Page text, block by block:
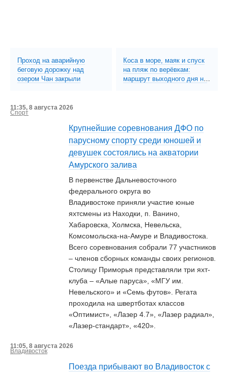
Проход на аварийную
беговую дорожку над
озером Чан закрыли
Коса в море, маяк и спуск
на пляж по верёвкам:
маршрут выходного дня на
11:35, 8 августа 2026
Спорт
Крупнейшие соревнования ДФО по
парусному спорту среди юношей и
девушек состоялись на акватории
Амурского залива
В первенстве Дальневосточного
федерального округа во
Владивостоке приняли участие юные
яхтсмены из Находки, п. Ванино,
Хабаровска, Холмска, Невельска,
Комсомольска-на-Амуре и Владивостока.
Всего соревнования собрали 77 участников
– членов сборных команды своих регионов.
Столицу Приморья представляли три яхт-
клуба – «Алые паруса», «МГУ им.
Невельского» и «Семь футов». Регата
проходила на швертботах классов
«Оптимист», «Лазер 4.7», «Лазер радиал»,
«Лазер-стандарт», «420».
11:05, 8 августа 2026
Владивосток
Поезда прибывают во Владивосток с